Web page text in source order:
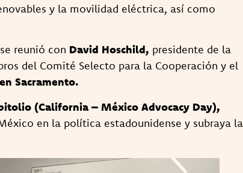
y la movilidad eléctrica, así como
se reunió con David Hoschild, presidente de la
del Comité Selecto para la Cooperación y el
Sacramento.
(California – México Advocacy Day),
en la política estadounidense y subraya la